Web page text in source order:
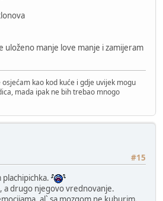
uloženo manje love manje i zamijeram
kao kod kuće i gdje uvijek mogu
mada ipak ne bih trebao mnogo
#15
a drugo njegovo vrednovanje.